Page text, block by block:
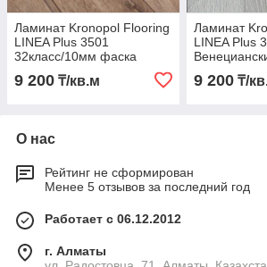
Ламинат Kronopol Flooring
LINEA Plus 3501
32класс/10мм фаска
(узкая доска)
9 200 ₸/кв.м
Ламинат
LINEA Plus
32класс/
(узкая
9 200₸/
О нас
Рейтинг не сформирован
Менее 5 отзывов за последний год
Работает с 06.12.2012
г. Алматы